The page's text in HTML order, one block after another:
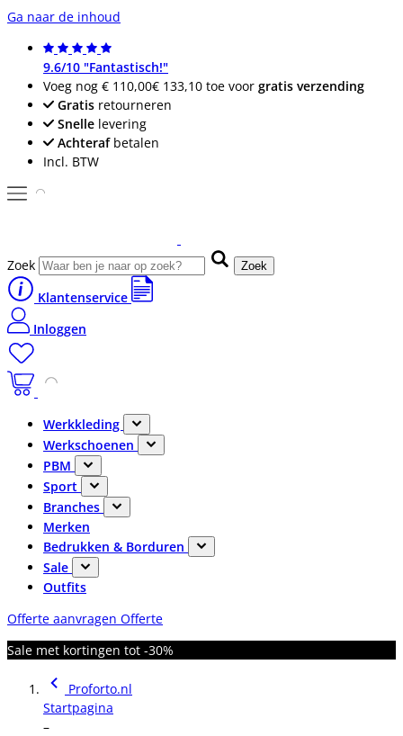
Ga naar de inhoud
9.6/10 "Fantastisch!"
Voeg nog € 110,00€ 133,10 toe voor gratis verzending
Gratis retourneren
Snelle levering
Achterafbetalen
Incl. BTW
Zoek Zoek
Klantenservice
Inloggen
Werkkleding
Werkschoenen
PBM
Sport
Branches
Merken
Bedrukken & Borduren
Sale
Outfits
Offerte aanvragen Offerte
Sale met kortingen tot -30%
Proforto.nl
Startpagina
–